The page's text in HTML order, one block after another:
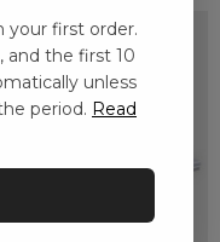
your first order.
and the first 10
unless
period. Read